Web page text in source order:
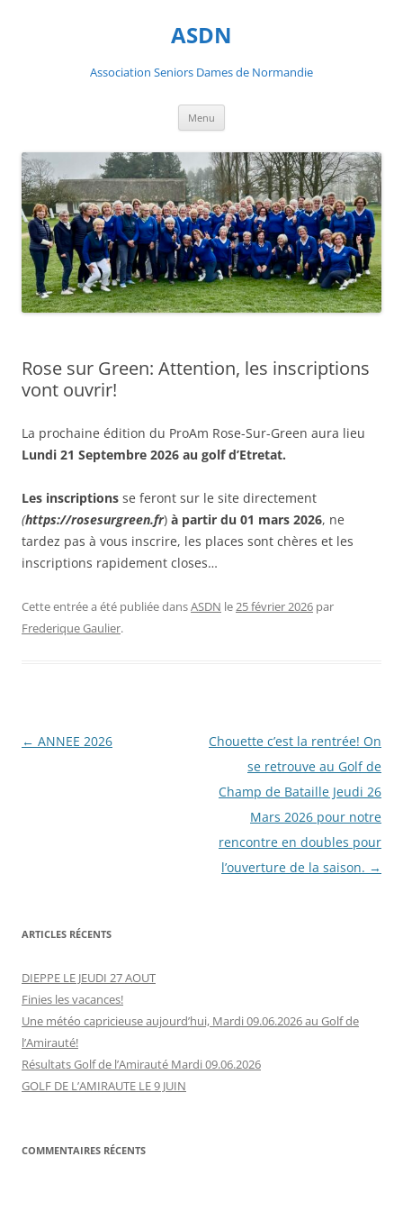
ASDN
Association Seniors Dames de Normandie
Menu
Rose sur Green: Attention, les inscriptions
vont ouvrir!
La prochaine édition du ProAm Rose-Sur-Green aura lieu
Lundi 21 Septembre 2026 au golf d’Etretat.
Les inscriptions se feront sur le site directement
(https://rosesurgreen.fr) à partir du 01 mars 2026, ne
tardez pas à vous inscrire, les places sont chères et les
inscriptions rapidement closes…
Cette entrée a été publiée dansASDN le 25 février 2026 par
Frederique Gaulier.
Navigation
← ANNEE 2026
Chouette c’est la rentrée! On
se retrouve au Golf de
Champ de Bataille Jeudi 26
Mars 2026 pour notre
rencontre en doubles pour
l’ouverture de la saison. →
ARTICLES RÉCENTS
DIEPPE LE JEUDI 27 AOUT
Finies les vacances!
Une météo capricieuse aujourd’hui, Mardi 09.06.2026 au Golf de
l’Amirauté!
Résultats Golf de l’Amirauté Mardi 09.06.2026
GOLF DE L’AMIRAUTE LE 9 JUIN
COMMENTAIRES RÉCENTS